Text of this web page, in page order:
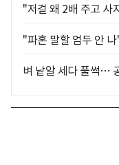
"저걸 왜 2배 주고 사
"파혼 말할 엄두 안
벼 낱알 세다 풀썩…